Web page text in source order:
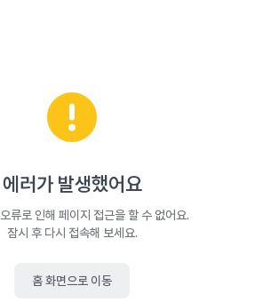
에러가 발생했어요
류로 인해 페이지 접근을 할 수 없어요.
잠시 후 다시 접속해 보세요.
홈 화면으로 이동